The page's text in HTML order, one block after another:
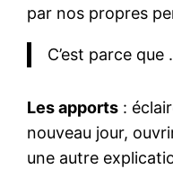
par nos propres
C’est parce
Les apports :
nouveau jour,
une autre